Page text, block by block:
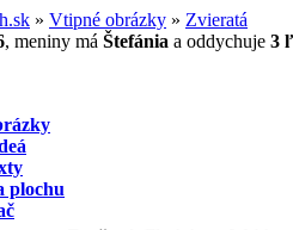
» Vtipné obrázky » Zvieratá
, meniny má Štefánia a oddychuje 3
plochu